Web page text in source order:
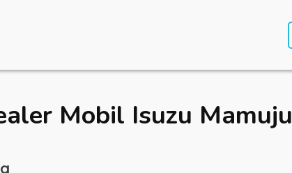
Mobil Isuzu Mamuju